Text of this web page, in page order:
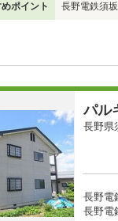
ポイント 長野電鉄須
パル
長野県
長野電
長野電